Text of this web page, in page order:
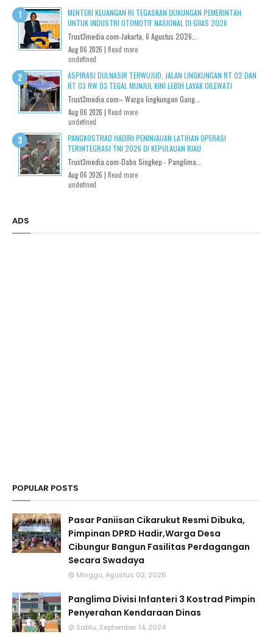
MENTERI KEUANGAN RI TEGASKAN DUKUNGAN PEMERINTAH
UNTUK INDUSTRI OTOMOTIF NASIONAL DI GIIAS 2026
Trust3media.com-Jakarta, 6 Agustus 2026...
Aug 06 2026 | Read more
undefined
ASPIRASI DULNASIR TERWUJUD, JALAN LINGKUNGAN RT 02 DAN
RT 03 RW 03 TEGAL MUNJUL KINI LEBIH LAYAK DILEWATI
Trust3media.com– Warga lingkungan Gang...
Aug 06 2026 | Read more
undefined
PANGKOSTRAD HADIRI PENINJAUAN LATIHAN OPERASI
TERINTEGRASI TNI 2026 DI KEPULAUAN RIAU
Trust3media.com-Dabo Singkep - Panglima...
Aug 06 2026 | Read more
undefined
ADS
POPULAR POSTS
Pasar Paniisan Cikarukut Resmi Dibuka,
Pimpinan DPRD Hadir,Warga Desa
Cibungur Bangun Fasilitas Perdagangan
Secara Swadaya
Minggu, Agustus 02, 2026
Panglima Divisi Infanteri 3 Kostrad Pimpin
Penyerahan Kendaraan Dinas
Sabtu, September 14, 2024